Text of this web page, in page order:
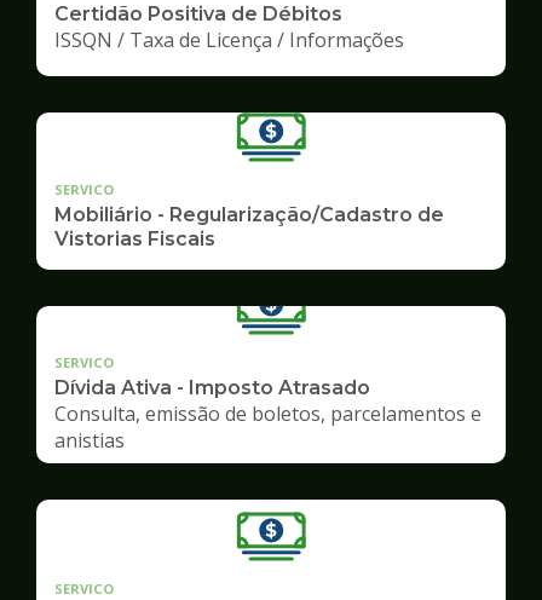
Certidão Positiva de Débitos
ISSQN / Taxa de Licença / Informações
SERVICO
Mobiliário - Regularização/Cadastro de
Vistorias Fiscais
SERVICO
Dívida Ativa - Imposto Atrasado
Consulta, emissão de boletos, parcelamentos e
anistias
SERVICO